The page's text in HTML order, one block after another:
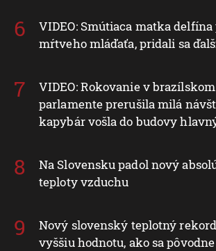
VIDEO: Smútiaca matka
mŕtveho mláďaťa, pridali sa
VIDEO: Rokovanie v
parlamente prerušila milá
kapybár vošla do budovy
Na Slovensku padol nový
teploty vzduchu
Nový slovenský teplotný
vyššiu hodnotu, ako sa